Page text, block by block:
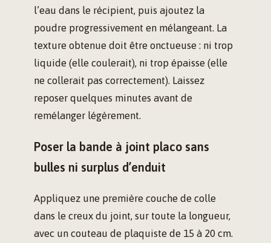
l’eau dans le récipient, puis ajoutez la
poudre progressivement en mélangeant. La
texture obtenue doit être onctueuse : ni trop
liquide (elle coulerait), ni trop épaisse (elle
ne collerait pas correctement). Laissez
reposer quelques minutes avant de
remélanger légèrement.
Poser la bande à joint placo sans
bulles ni surplus d’enduit
Appliquez une première couche de colle
dans le creux du joint, sur toute la longueur,
avec un couteau de plaquiste de 15 à 20 cm.